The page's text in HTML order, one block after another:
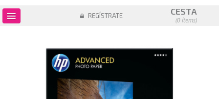
REGÍSTRATE CESTA
(0 ítems)
CONSUMIBLES
INFORMÁTICA
MATERIAL DE OFICINA